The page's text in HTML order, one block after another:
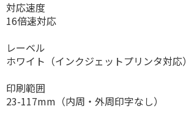
対応速度
16倍速対応
レーベル
ホワイト（インクジェットプリンタ対応）
印刷範囲
23-117mm（内周・外周印字なし）